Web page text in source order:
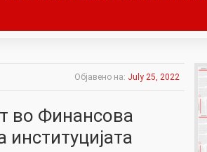
Објавено на: July 25, 2022
во Финансова
институцијата